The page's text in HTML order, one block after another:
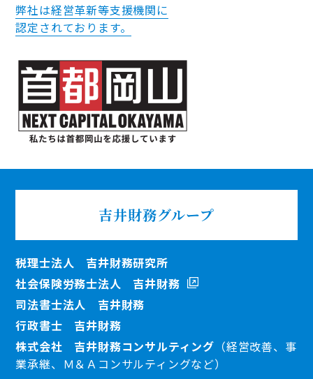
弊社は経営革新等支援機関に
認定されております。
吉井財務グループ
税理士法人 吉井財務研究所
社会保険労務士法人 吉井財務
司法書士法人 吉井財務
行政書士 吉井財務
株式会社 吉井財務コンサルティング （経営改善、事
業承継、Ｍ＆Ａコンサルティングなど）